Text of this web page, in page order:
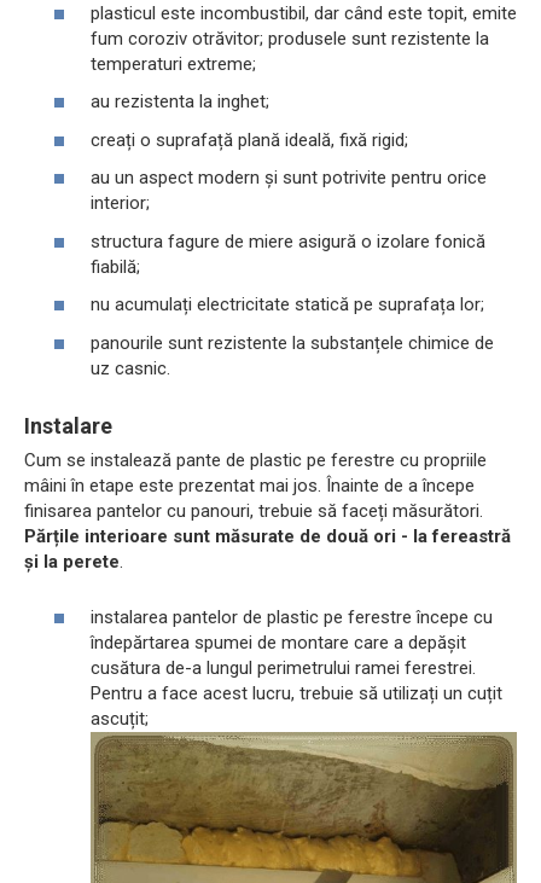
plasticul este incombustibil, dar când este topit, emite
fum coroziv otrăvitor; produsele sunt rezistente la
temperaturi extreme;
au rezistenta la inghet;
creați o suprafață plană ideală, fixă ​​rigid;
au un aspect modern și sunt potrivite pentru orice
interior;
structura fagure de miere asigură o izolare fonică
fiabilă;
nu acumulați electricitate statică pe suprafața lor;
panourile sunt rezistente la substanțele chimice de
uz casnic.
Instalare
Cum se instalează pante de plastic pe ferestre cu propriile
mâini în etape este prezentat mai jos. Înainte de a începe
finisarea pantelor cu panouri, trebuie să faceți măsurători.
Părțile interioare sunt măsurate de două ori - la fereastră
și la perete
instalarea pantelor de plastic pe ferestre începe cu
îndepărtarea spumei de montare care a depășit
cusătura de-a lungul perimetrului ramei ferestrei.
Pentru a face acest lucru, trebuie să utilizați un cuțit
ascuțit;